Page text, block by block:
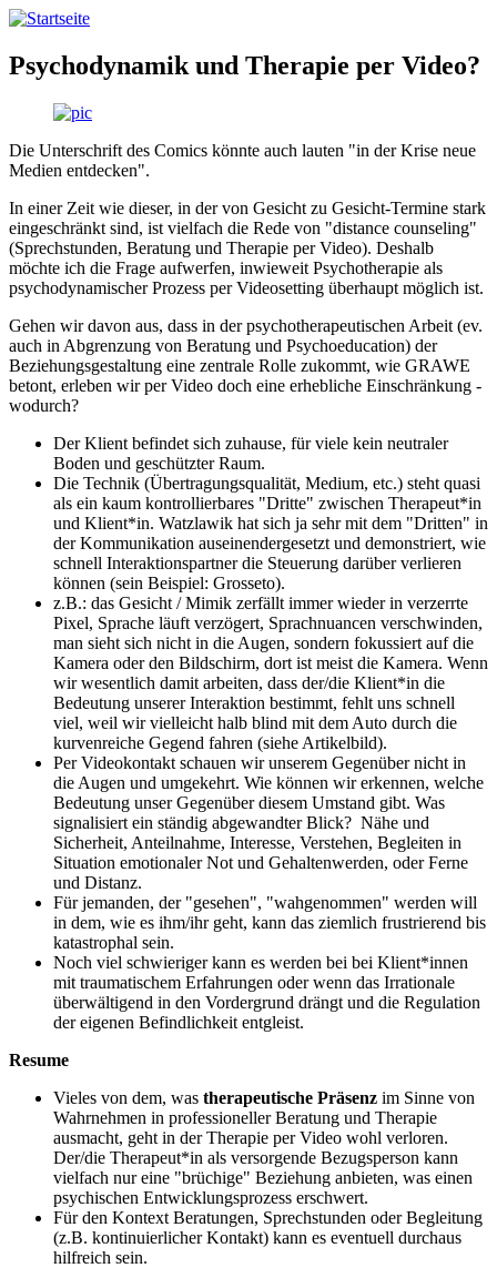
Direkt
Inhalt
Psychodynamik und Therapie per Video?
Die Unterschrift des Comics könnte auch lauten "in der Krise neue
Medien entdecken".
In einer Zeit wie dieser, in der von Gesicht zu Gesicht-Termine stark
eingeschränkt sind, ist vielfach die Rede von "distance counseling"
(Sprechstunden, Beratung und Therapie per Video). Deshalb
möchte ich die Frage aufwerfen, inwieweit Psychotherapie als
psychodynamischer Prozess per Videosetting überhaupt möglich ist.
Gehen wir davon aus, dass in der psychotherapeutischen Arbeit (ev.
auch in Abgrenzung von Beratung und Psychoeducation) der
Beziehungsgestaltung eine zentrale Rolle zukommt, wie GRAWE
betont, erleben wir per Video doch eine erhebliche Einschränkung -
wodurch?
Der Klient befindet sich zuhause, für viele kein neutraler
Boden und geschützter Raum.
Die Technik (Übertragungsqualität, Medium, etc.) steht quasi
als ein kaum kontrollierbares "Dritte" zwischen Therapeut*in
und Klient*in. Watzlawik hat sich ja sehr mit dem "Dritten" in
der Kommunikation auseinendergesetzt und demonstriert, wie
schnell Interaktionspartner die Steuerung darüber verlieren
können (sein Beispiel: Grosseto).
z.B.: das Gesicht / Mimik zerfällt immer wieder in verzerrte
Pixel, Sprache läuft verzögert, Sprachnuancen verschwinden,
man sieht sich nicht in die Augen, sondern fokussiert auf die
Kamera oder den Bildschirm, dort ist meist die Kamera. Wenn
wir wesentlich damit arbeiten, dass der/die Klient*in die
Bedeutung unserer Interaktion bestimmt, fehlt uns schnell
viel, weil wir vielleicht halb blind mit dem Auto durch die
kurvenreiche Gegend fahren (siehe Artikelbild).
Per Videokontakt schauen wir unserem Gegenüber nicht in
die Augen und umgekehrt. Wie können wir erkennen, welche
Bedeutung unser Gegenüber diesem Umstand gibt. Was
signalisiert ein ständig abgewandter Blick? Nähe und
Sicherheit, Anteilnahme, Interesse, Verstehen, Begleiten in
Situation emotionaler Not und Gehaltenwerden, oder Ferne
und Distanz.
Für jemanden, der "gesehen", "wahgenommen" werden will
in dem, wie es ihm/ihr geht, kann das ziemlich frustrierend bis
katastrophal sein.
Noch viel schwieriger kann es werden bei bei Klient*innen
mit traumatischem Erfahrungen oder wenn das Irrationale
überwältigend in den Vordergrund drängt und die Regulation
der eigenen Befindlichkeit entgleist.
Resume
Vieles von dem, was therapeutische Präsenz im Sinne von
Wahrnehmen in professioneller Beratung und Therapie
ausmacht, geht in der Therapie per Video wohl verloren.
Der/die Therapeut*in als versorgende Bezugsperson kann
vielfach nur eine "brüchige" Beziehung anbieten, was einen
psychischen Entwicklungsprozess erschwert.
Für den Kontext Beratungen, Sprechstunden oder Begleitung
(z.B. kontinuierlicher Kontakt) kann es eventuell durchaus
hilfreich sein.